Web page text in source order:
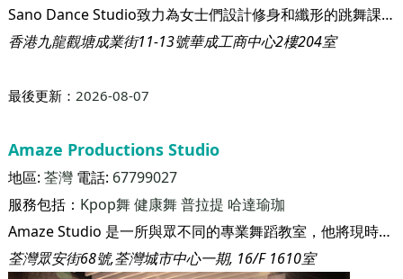
Sano Dance Studio致力為女士們設計修身和纖形的跳舞課堂。 讓你跳得出色，舞得出色，適合修身既你，型格既你，讓你既身體隨著音樂擺動，簡單又易學，並隨著強勁的音樂節奏，演練一些美麗的舞步動作，有系統地及針對性地減少不同部位的脂肪，運動量大，可收緊肌肉線條，塑造健美型態。 令各女仕們由內至外都能成為健康美麗，自信和自豪的女人!
香港九龍觀塘成業街11-13號華成工商中心2樓204室